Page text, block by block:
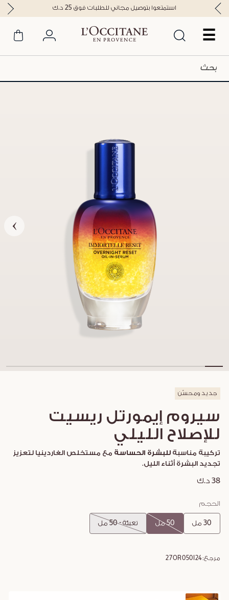
☰
استمتعوا بتوصيل مجاني للطلبات فوق 25 د.ك
جديد ومحسّن
سيروم إيمورتل ريسيت
للإصلاح الليلي
تركيبة مناسبة للبشرة الحساسة مع مستخلص الغاردينيا لتعزيز
تجديد البشرة أثناء الليل.
38 د.ك
الحجم
30 مل 50 مل تعبئة - 50 مل
مرجع:27OR050I24